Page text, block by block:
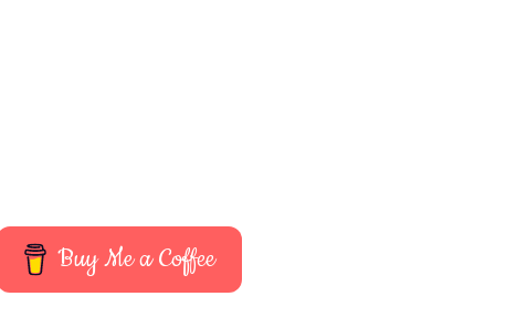
Buy Me a Coffee